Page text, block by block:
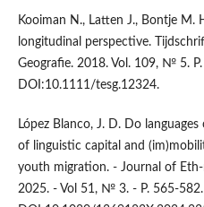
Kooiman N., Latten J., Bontje M.
longitudinal perspective.
Geografie. 2018. Vol. 109, № 5.
DOI:10.1111/tesg.12324.
López Blanco, J. D. Do
of linguistic capital and
youth migration. - Journal of
2025. - Vol 51, № 3. - P. 565-582.